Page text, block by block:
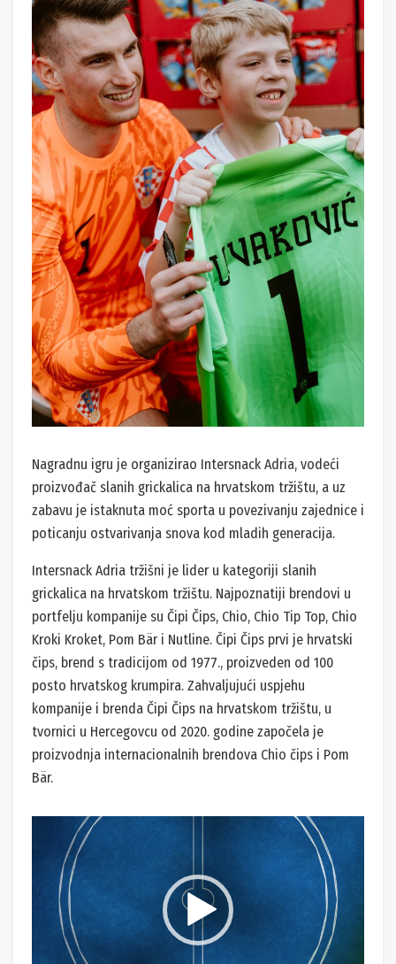
Nagradnu igru je organizirao Intersnack Adria, vodeći
proizvođač slanih grickalica na hrvatskom tržištu, a uz
zabavu je istaknuta moć sporta u povezivanju zajednice i
poticanju ostvarivanja snova kod mladih generacija.
Intersnack Adria tržišni je lider u kategoriji slanih
grickalica na hrvatskom tržištu. Najpoznatiji brendovi u
portfelju kompanije su Čipi Čips, Chio, Chio Tip Top, Chio
Kroki Kroket, Pom Bär i Nutline. Čipi Čips prvi je hrvatski
čips, brend s tradicijom od 1977., proizveden od 100
posto hrvatskog krumpira. Zahvaljujući uspjehu
kompanije i brenda Čipi Čips na hrvatskom tržištu, u
tvornici u Hercegovcu od 2020. godine započela je
proizvodnja internacionalnih brendova Chio čips i Pom
Bär.
Reproduktor
videozapisa